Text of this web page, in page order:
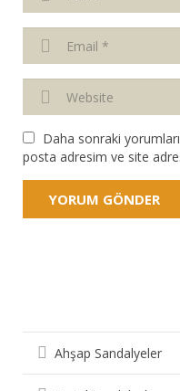
Daha sonraki
posta adresim ve site
Ahşap Sandalyeler